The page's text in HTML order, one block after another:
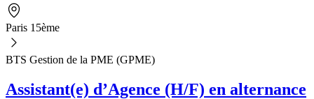
Paris 15ème
BTS Gestion de la PME (GPME)
Assistant(e) d’Agence (H/F) en alternance